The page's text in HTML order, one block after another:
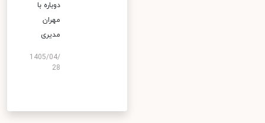
دوباره با
مهران
مدیری
1405/04/
28